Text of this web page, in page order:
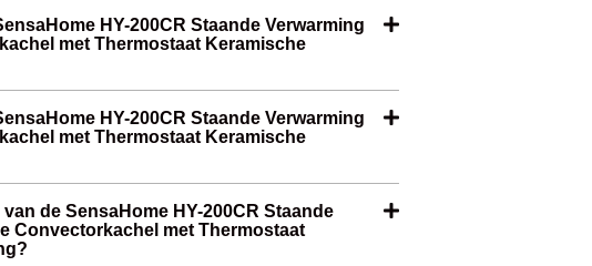
HY-200CR Staande Verwarming
met Thermostaat Keramische
HY-200CR Staande Verwarming
met Thermostaat Keramische
de SensaHome HY-200CR Staande
Convectorkachel met Thermostaat